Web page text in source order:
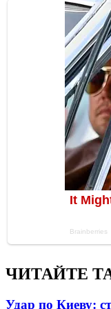
ЧИТАЙТЕ
Удар по Киеву: